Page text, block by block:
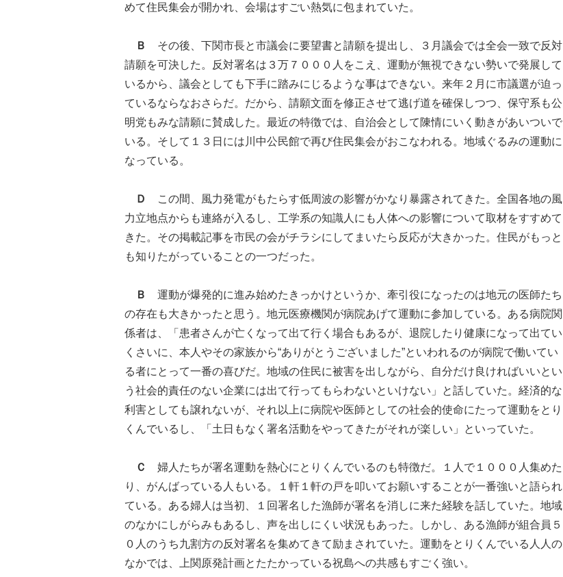
めて住民集会が開かれ、会場はすごい熱気に包まれていた。
Ｂ
その後、下関市長と市議会に要望書と請願を提出し、３月議会では全会一致で反対
請願を可決した。反対署名は３万７０００人をこえ、運動が無視できない勢いで発展して
いるから、議会としても下手に踏みにじるような事はできない。来年２月に市議選が迫っ
ているならなおさらだ。だから、請願文面を修正させて逃げ道を確保しつつ、保守系も公
明党もみな請願に賛成した。最近の特徴では、自治会として陳情にいく動きがあいついで
いる。そして１３日には川中公民館で再び住民集会がおこなわれる。地域ぐるみの運動に
なっている。
Ｄ
この間、風力発電がもたらす低周波の影響がかなり暴露されてきた。全国各地の風
力立地点からも連絡が入るし、工学系の知識人にも人体への影響について取材をすすめて
きた。その掲載記事を市民の会がチラシにしてまいたら反応が大きかった。住民がもっと
も知りたがっていることの一つだった。
Ｂ 運動が爆発的に進み始めたきっかけというか、牽引役になったのは地元の医師たち
の存在も大きかったと思う。地元医療機関が病院あげて運動に参加している。ある病院関
係者は、「患者さんが亡くなって出て行く場合もあるが、退院したり健康になって出てい
くさいに、本人やその家族から“ありがとうございました”といわれるのが病院で働いてい
る者にとって一番の喜びだ。地域の住民に被害を出しながら、自分だけ良ければいいとい
う社会的責任のない企業には出て行ってもらわないといけない」と話していた。経済的な
利害としても譲れないが、それ以上に病院や医師としての社会的使命にたって運動をとり
くんでいるし、「土日もなく署名活動をやってきたがそれが楽しい」といっていた。
Ｃ
婦人たちが署名運動を熱心にとりくんでいるのも特徴だ。１人で１０００人集めた
り、がんばっている人もいる。１軒１軒の戸を叩いてお願いすることが一番強いと語られ
ている。ある婦人は当初、１回署名した漁師が署名を消しに来た経験を話していた。地域
のなかにしがらみもあるし、声を出しにくい状況もあった。しかし、ある漁師が組合員５
０人のうち九割方の反対署名を集めてきて励まされていた。運動をとりくんでいる人人の
なかでは、上関原発計画とたたかっている祝島への共感もすごく強い。